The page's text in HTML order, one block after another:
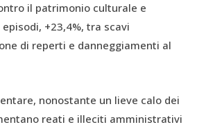
il patrimonio culturale e
+23,4%, tra scavi
di reperti e danneggiamenti al
nonostante un lieve calo dei
reati e illeciti amministrativi